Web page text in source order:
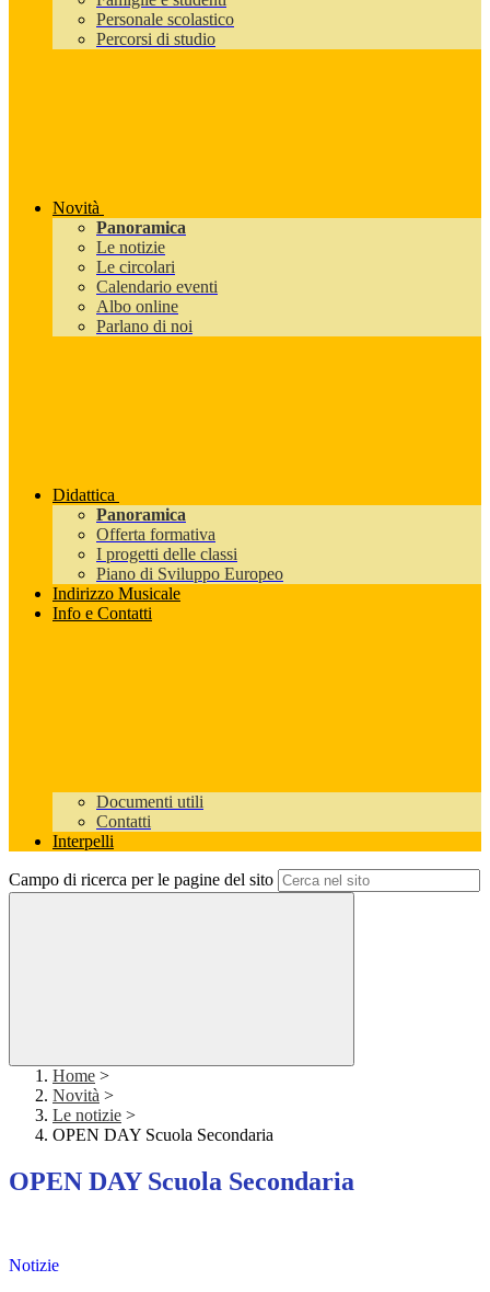
Personale scolastico
Percorsi di studio
Novità
Panoramica
Le notizie
Le circolari
Calendario eventi
Albo online
Parlano di noi
Didattica
Panoramica
Offerta formativa
I progetti delle classi
Piano di Sviluppo Europeo
Indirizzo Musicale
Info e Contatti
Documenti utili
Contatti
Interpelli
Campo di ricerca per le pagine del sito
Home >
Novità >
Le notizie >
OPEN DAY Scuola Secondaria
OPEN DAY Scuola Secondaria
Notizie